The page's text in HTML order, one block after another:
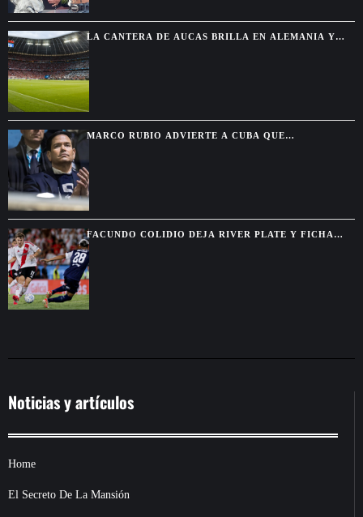
LA CANTERA DE AUCAS BRILLA EN ALEMANIA Y
TERMINA INVICTA FRENTE A GRANDES CLUBES
MARCO RUBIO ADVIERTE A CUBA QUE
FACUNDO COLIDIO DEJA RIVER PLATE Y FICHA
POR VASCO DA GAMA HASTA 2029
Noticias y artículos
Home
El Secreto De La Mansión